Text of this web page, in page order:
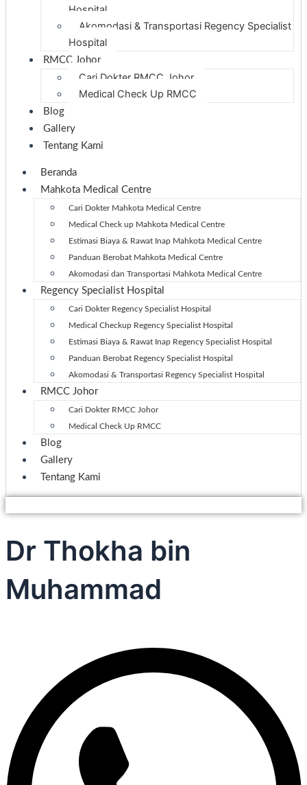
Hospital
Akomodasi & Transportasi Regency Specialist
Hospital
RMCC Johor
Cari Dokter RMCC Johor
Medical Check Up RMCC
Blog
Gallery
Tentang Kami
Beranda
Mahkota Medical Centre
Cari Dokter Mahkota Medical Centre
Medical Check up Mahkota Medical Centre
Estimasi Biaya & Rawat Inap Mahkota Medical Centre
Panduan Berobat Mahkota Medical Centre
Akomodasi dan Transportasi Mahkota Medical Centre
Regency Specialist Hospital
Cari Dokter Regency Specialist Hospital
Medical Checkup Regency Specialist Hospital
Estimasi Biaya & Rawat Inap Regency Specialist Hospital
Panduan Berobat Regency Specialist Hospital
Akomodasi & Transportasi Regency Specialist Hospital
RMCC Johor
Cari Dokter RMCC Johor
Medical Check Up RMCC
Blog
Gallery
Tentang Kami
Dr Thokha bin
Muhammad